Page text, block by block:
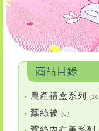
• 農產禮盒系列
• 蠶絲被 (6)